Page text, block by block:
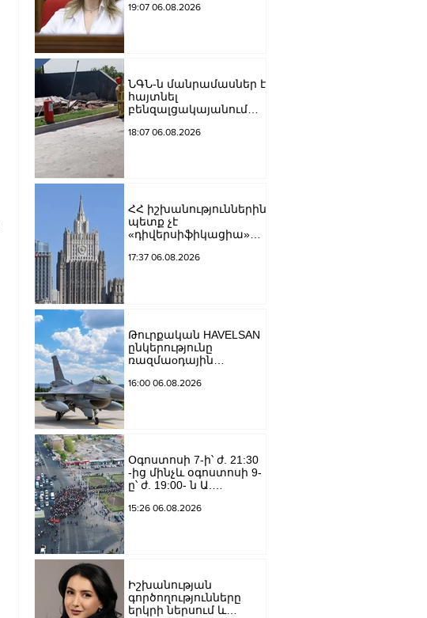
դատավարությանը․
19:07 06.08.2026
ՆԳՆ-ն մանրամասներ է
հայտնել
բենզալցակայանում
պայթյունից
18:07 06.08.2026
ՀՀ իշխանություններին
պետք չէ
«դիվերսիֆիկացիա»
շրջադարձը դեպի ՌԴ-
17:37 06.08.2026
Թուրքական HAVELSAN
ընկերությունը
ռազմաoդային
կառավարման
16:00 06.08.2026
Օգոստոսի 7-ի՝ ժ. 21:30
-ից մինչև օգոստոսի 9-
ը՝ ժ. 19:00- ն Ա.
Մանկավարժական
փակ է լինելու
15:26 06.08.2026
Իշխանության
գործողությունները
երկրի ներսում և